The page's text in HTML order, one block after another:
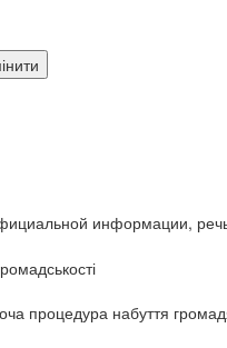
информации, речь
процедура набуття